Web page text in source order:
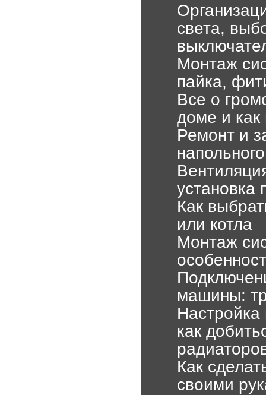
света,
Монтаж
пайка,
Все о
доме и как
Ремонт и
установка
Как
или котла
Монтаж
машины:
как
Как
своими